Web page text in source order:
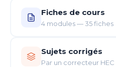
Fiches de cours
4 modules — 35 fiches
Des fiches de cours
chapitre, ciblant les
Sujets corrigés
Par un correcteur HEC